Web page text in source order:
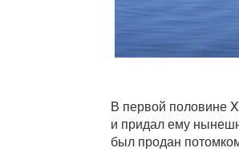
В первой половине
и придал ему
был продан